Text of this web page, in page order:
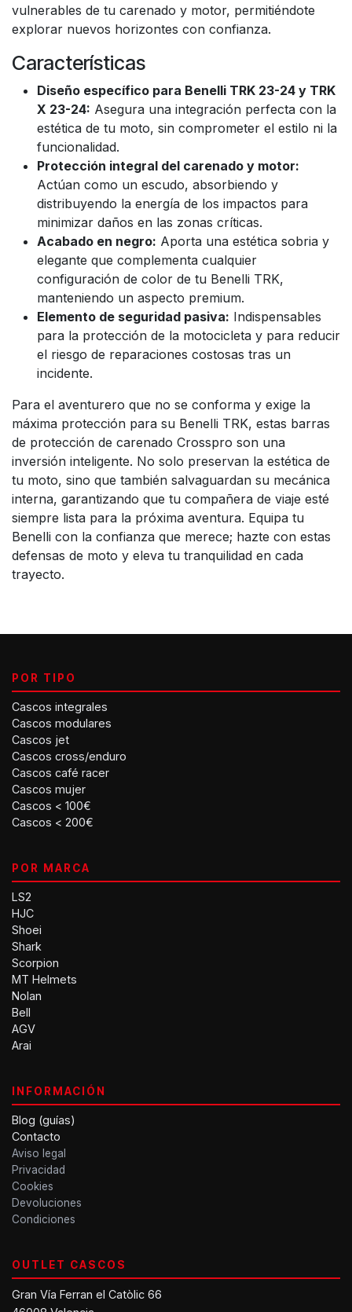
vulnerables de tu carenado y motor, permitiéndote
explorar nuevos horizontes con confianza.
Características
Diseño específico para Benelli TRK 23-24 y TRK
X 23-24: Asegura una integración perfecta con la
estética de tu moto, sin comprometer el estilo ni la
funcionalidad.
Protección integral del carenado y motor:
Actúan como un escudo, absorbiendo y
distribuyendo la energía de los impactos para
minimizar daños en las zonas críticas.
Acabado en negro: Aporta una estética sobria y
elegante que complementa cualquier
configuración de color de tu Benelli TRK,
manteniendo un aspecto premium.
Elemento de seguridad pasiva: Indispensables
para la protección de la motocicleta y para reducir
el riesgo de reparaciones costosas tras un
incidente.
Para el aventurero que no se conforma y exige la
máxima protección para su Benelli TRK, estas barras
de protección de carenado Crosspro son una
inversión inteligente. No solo preservan la estética de
tu moto, sino que también salvaguardan su mecánica
interna, garantizando que tu compañera de viaje esté
siempre lista para la próxima aventura. Equipa tu
Benelli con la confianza que merece; hazte con estas
defensas de moto y eleva tu tranquilidad en cada
trayecto.
POR TIPO
Cascos integrales
Cascos modulares
Cascos jet
Cascos cross/enduro
Cascos café racer
Cascos mujer
Cascos < 100€
Cascos < 200€
POR MARCA
LS2
HJC
Shoei
Shark
Scorpion
MT Helmets
Nolan
Bell
AGV
Arai
INFORMACIÓN
Blog (guías)
Contacto
Aviso legal
Privacidad
Cookies
Devoluciones
Condiciones
OUTLET CASCOS
Gran Vía Ferran el Catòlic 66